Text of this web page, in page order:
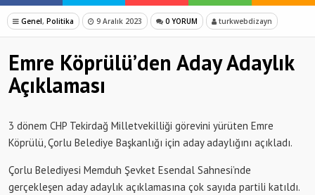
Genel, Politika 9 Aralık 2023 0 YORUM turkwebdizayn
Emre Köprülü’den Aday Adaylık
Açıklaması
3 dönem CHP Tekirdağ Milletvekilliği görevini yürüten Emre
Köprülü, Çorlu Belediye Başkanlığı için aday adaylığını açıkladı.
Çorlu Belediyesi Memduh Şevket Esendal Sahnesi’nde
gerçekleşen aday adaylık açıklamasına çok sayıda partili katıldı.